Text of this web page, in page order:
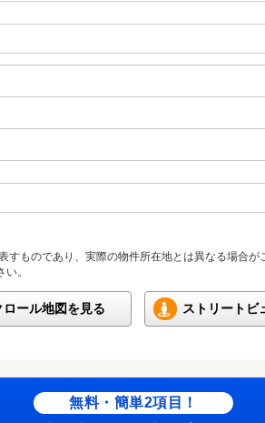
ものであり、実際の物件所在地とは異なる場合が
。
ロール地図を見る ストリートビ
無料・簡単2項目！